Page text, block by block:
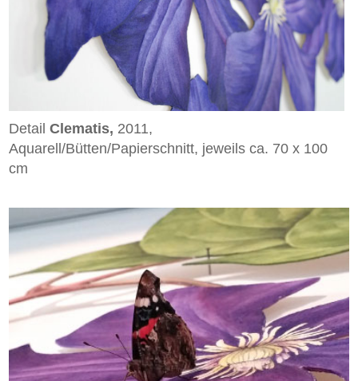
DetailClematis, 2011,
Aquarell/Bütten/Papierschnitt, jeweils ca. 70 x 100
cm